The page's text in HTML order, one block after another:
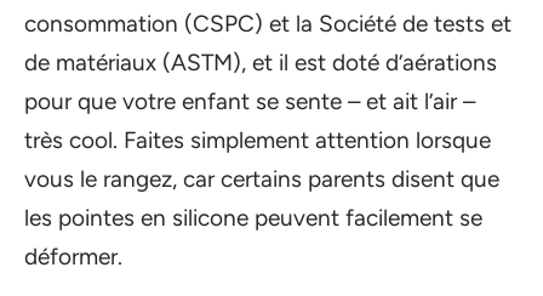
consommation (CSPC) et la Société de tests et
de matériaux (ASTM), et il est doté d’aérations
pour que votre enfant se sente – et ait l’air –
très cool. Faites simplement attention lorsque
vous le rangez, car certains parents disent que
les pointes en silicone peuvent facilement se
déformer.